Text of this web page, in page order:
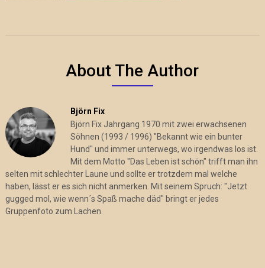
About The Author
Björn Fix
Björn Fix Jahrgang 1970 mit zwei erwachsenen
Söhnen (1993 / 1996) "Bekannt wie ein bunter
Hund" und immer unterwegs, wo irgendwas los ist.
Mit dem Motto "Das Leben ist schön" trifft man ihn
selten mit schlechter Laune und sollte er trotzdem mal welche
haben, lässt er es sich nicht anmerken. Mit seinem Spruch: "Jetzt
gugged mol, wie wenn´s Spaß mache däd" bringt er jedes
Gruppenfoto zum Lachen.